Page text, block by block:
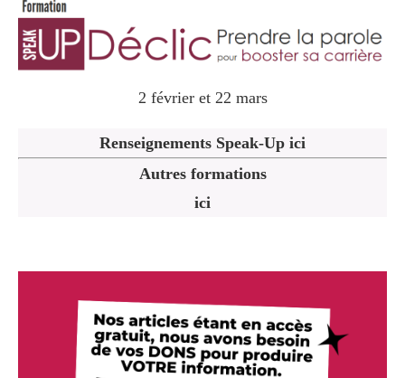
2 février et 22 mars
Renseignements Speak-Up ici
Autres formations
ici